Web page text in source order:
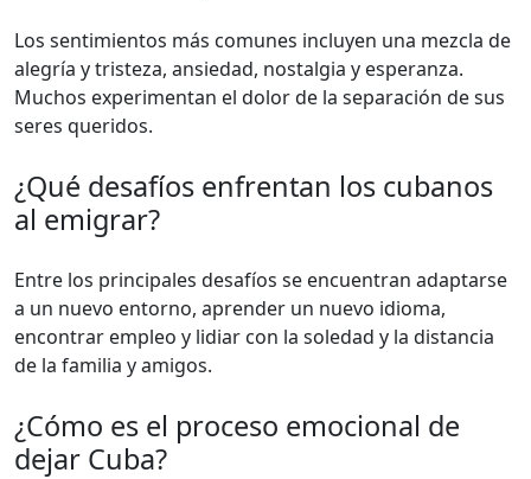
Los sentimientos más comunes incluyen una mezcla de
alegría y tristeza, ansiedad, nostalgia y esperanza.
Muchos experimentan el dolor de la separación de sus
seres queridos.
¿Qué desafíos enfrentan los cubanos
al emigrar?
Entre los principales desafíos se encuentran adaptarse
a un nuevo entorno, aprender un nuevo idioma,
encontrar empleo y lidiar con la soledad y la distancia
de la familia y amigos.
¿Cómo es el proceso emocional de
dejar Cuba?